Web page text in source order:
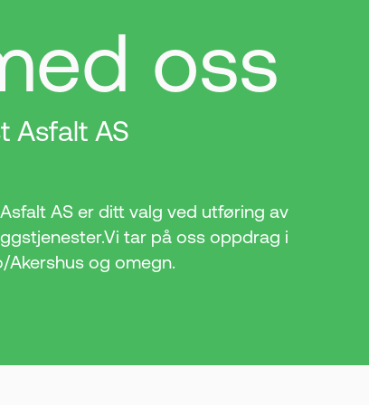
oss
Asfalt AS
AS er ditt valg ved utføring av
tar på oss oppdrag i
Akershus og omegn.